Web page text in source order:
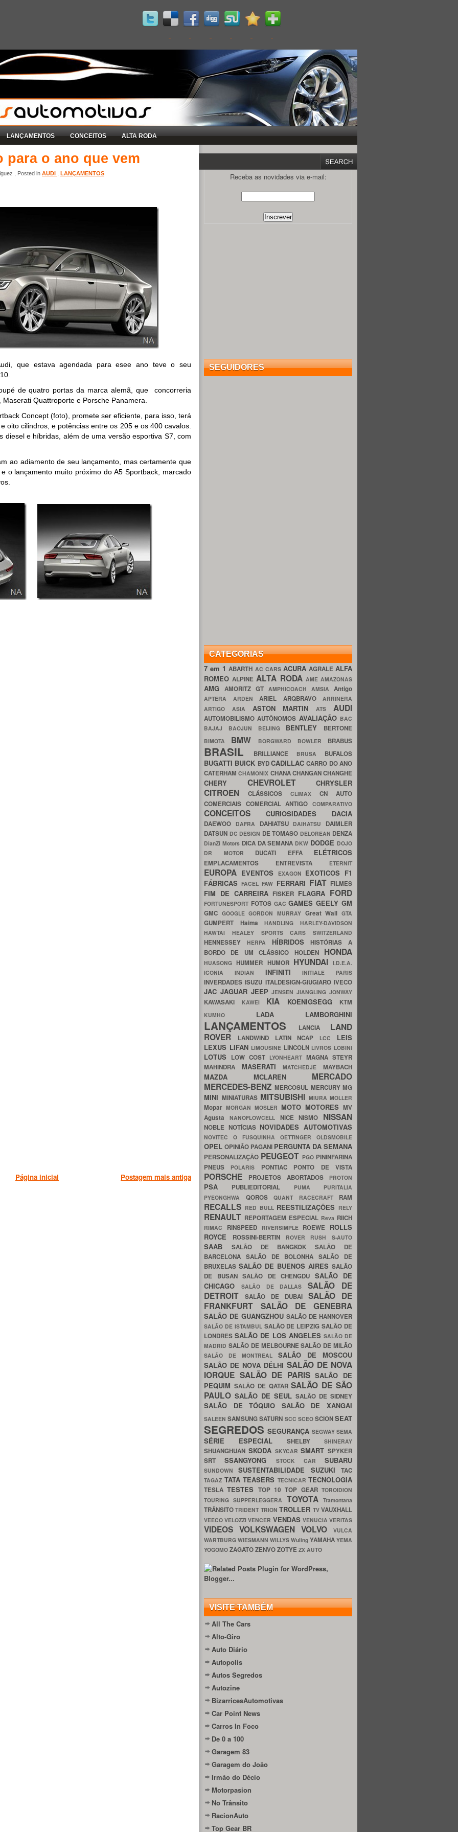
LANÇAMENTOS CONCEITOS ALTA RODA
para o ano que vem
, Posted in AUDI LANÇAMENTOS
que estava agendada para esee ano teve o seu
de quatro portas da marca alemã, que concorreria
Quattroporte e Porsche Panamera.
Concept (foto), promete ser eficiente, para isso, terá
oito cilindros, e potências entre os 205 e os 400 cavalos.
diesel e híbridas, além de uma versão esportiva S7, com
ao adiamento de seu lançamento, mas certamente que
o lançamento muito próximo do A5 Sportback, marcado
Postagem mais antiga
Página inicial
Receba as novidades via e-mail:
SEGUIDORES
CATEGORIAS
7 em 1ABARTH AC CARS ACURA AGRALE ALFA
ROMEOALPINEALTA RODA AME AMAZONAS
AMG AMORITZ GT AMPHICOACH AMSIA Antigo
APTERA ARDEN ARIEL ARQBRAVO ARRINERA
ARTIGO ASIA ASTON MARTINATS AUDI
AUTOMOBILISMOAUTÔNOMOS AVALIAÇÃO BAC
BAJAJ BAOJUN BEIJING BENTLEY BERTONE
BIMOTA BMW BORGWARD BOWLER BRABUS
BRASIL BRILLIANCE BRUSA BUFALOS
BUGATTI BUICK BYDCADILLACCARRO DO ANO
CATERHAMCHAMONIX CHANACHANGANCHANGHE
CHERY CHEVROLET CHRYSLER
CITROEN CLÁSSICOS CLIMAX CN AUTO
COMERCIAIS COMERCIAL ANTIGOCOMPARATIVO
CONCEITOS CURIOSIDADES DACIA
DAEWOO DAFRA DAHIATSU DAIHATSU DAIMLER
DATSUN DC DESIGN DE TOMASO DELOREAN DENZA
DianZi Motors DICA DA SEMANA DKW DODGE DOJO
DR MOTOR DUCATI EFFA ELÉTRICOS
EMPLACAMENTOS ENTREVISTA ETERNIT
EUROPA EVENTOS EXAGON EXOTICOS F1
FÁBRICASFACELFAW FERRARI FIAT FILMES
FIM DE CARREIRA FISKER FLAGRA FORD
FORTUNESPORT FOTOS GACGAMESGEELYGM
GMC GOOGLEGORDON MURRAY Great WallGTA
GUMPERT HaimaHANDLINGHARLEY-DAVIDSON
HAWTAI HEALEY SPORTS CARS SWITZERLAND
HENNESSEY HERPA HÍBRIDOSHISTÓRIAS A
BORDO DE UM CLÁSSICO HOLDEN HONDA
HUASONGHUMMER HUMOR HYUNDAI I.D.E.A.
ICONIA INDIAN INFINITIINITIALE PARIS
INVERDADESISUZU ITALDESIGN-GIUGIAROIVECO
JAC JAGUAR JEEPJENSENJIANGLINGJONWAY
KAWASAKI KAWEI KIA KOENIGSEGG KTM
KUMHO LADA LAMBORGHINI
LANÇAMENTOS LANCIA LAND
ROVER
LANDWIND LATIN NCAP LCC LEIS
LEXUS LIFAN LIMOUSINE LINCOLN LIVROS LOBINI
LOTUS LOW COST LYONHEART MAGNA STEYR
MAHINDRA MASERATIMATCHEDJEMAYBACH
MAZDA MCLAREN MERCADO
MERCEDES-BENZMERCOSUL MERCURYMG
MINI MINIATURAS MITSUBISHI MIURA MOLLER
Mopar MORGAN MOSLER MOTO MOTORES MV
Agusta NANOFLOWCELL NICENISMO NISSAN
NOBLE NOTÍCIAS NOVIDADES AUTOMOTIVAS
NOVITEC O FUSQUINHA OETTINGER OLDSMOBILE
OPEL OPINIÃO PAGANI PERGUNTA DA SEMANA
PERSONALIZAÇÃO PEUGEOT PGO PININFARINA
PNEUS
POLARIS PONTIAC PONTO DE VISTA
PORSCHE PROJETOS ABORTADOS PROTON
PSA PUBLIEDITORIAL PUMA PURITALIA
PYEONGHWA QOROS QUANT RACECRAFT RAM
RECALLS RED BULL REESTILIZAÇÕES RELY
RENAULT REPORTAGEM ESPECIAL Reva RIICH
RIMAC RINSPEED RIVERSIMPLE ROEWE ROLLS
ROYCE
ROSSINI-BERTIN ROVER RUSH S-AUTO
SAAB SALÃO DE BANGKOKSALÃO DE
BARCELONA SALÃO DE BOLONHASALÃO DE
BRUXELAS SALÃO DE BUENOS AIRES SALÃO
DE BUSAN SALÃO DE CHENGDU SALÃO DE
CHICAGO
SALÃO DE DALLASSALÃO DE
DETROIT
SALÃO DE DUBAI SALÃO DE
FRANKFURT SALÃO DE GENEBRA
SALÃO DE GUANGZHOU SALÃO DE HANNOVER
SALÃO DE ISTAMBUL SALÃO DE LEIPZIGSALÃO DE
LONDRESSALÃO DE LOS ANGELES SALÃO DE
MADRID SALÃO DE MELBOURNESALÃO DE MILÃO
SALÃO DE MONTREAL SALÃO DE MOSCOU
SALÃO DE NOVA DÉLHI SALÃO DE NOVA
IORQUE SALÃO DE PARISSALÃO DE
PEQUIM SALÃO DE QATARSALÃO DE SÃO
PAULO SALÃO DE SEUL SALÃO DE SIDNEY
SALÃO DE TÓQUIO SALÃO DE XANGAI
SALEENSAMSUNGSATURN SCC SCEO SCIONSEAT
SEGREDOSSEGURANÇA SEGWAYSEMA
SÉRIE ESPECIAL SHELBY SHINERAY
SHUANGHUAN SKODA SKYCARSMART SPYKER
SRTSSANGYONG STOCK CAR SUBARU
SUNDOWNSUSTENTABILIDADE SUZUKITAC
TAGAZ TATA TEASERS TECNICAR TECNOLOGIA
TESLATESTES TOP 10TOP GEARTOROIDION
TOURING SUPPERLEGGERA TOYOTATramontana
TRÂNSITOTRIDENT TRIONTROLLER TVVAUXHALL
VEECOVELOZZIVENCER VENDAS VENUCIAVERITAS
VIDEOS VOLKSWAGEN VOLVO
VULCA
WARTBURG WIESMANN WILLYS Wuling YAMAHA YEMA
YOGOMO ZAGATOZENVOZOTYE ZX AUTO
VISITE TAMBÉM
All The Cars
Alto-Giro
Auto Diário
Autopolis
Autos Segredos
Autozine
BizarricesAutomotivas
Car Point News
Carros In Foco
De 0 a 100
Garagem 83
Garagem do João
Irmão do Décio
Motorpasion
No Trânsito
RacionAuto
Top Gear BR